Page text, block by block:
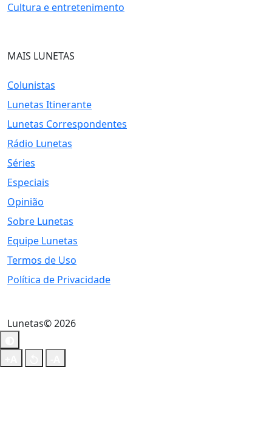
Cultura e entretenimento
MAIS LUNETAS
Colunistas
Lunetas Itinerante
Lunetas Correspondentes
Rádio Lunetas
Séries
Especiais
Opinião
Sobre Lunetas
Equipe Lunetas
Termos de Uso
Política de Privacidade
Lunetas© 2026